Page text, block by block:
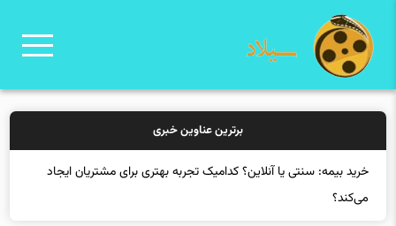
برترین عناوین خبری
خرید بیمه: سنتی یا آنلاین؟ کدامیک تجربه بهتری برای مشتریان ایجاد
می‌کند؟